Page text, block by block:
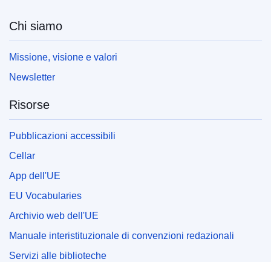
Chi siamo
Missione, visione e valori
Newsletter
Risorse
Pubblicazioni accessibili
Cellar
App dell'UE
EU Vocabularies
Archivio web dell'UE
Manuale interistituzionale di convenzioni redazionali
Servizi alle biblioteche